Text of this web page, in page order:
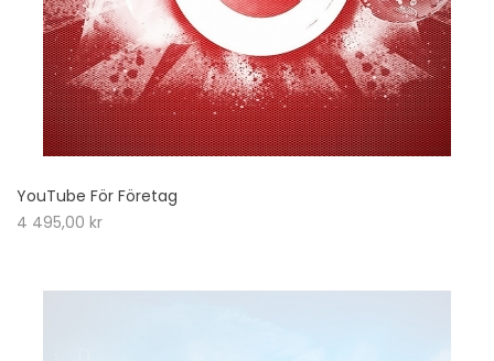
YouTube För Företag
4 495,00 kr